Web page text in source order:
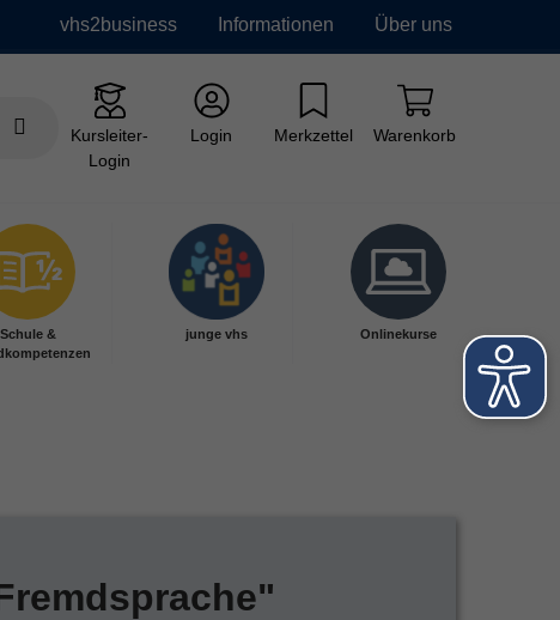
vhs2business Informationen Über uns
Kursleiter-
Login
Login Merkzettel Warenkorb
Schule &
junge vhs Onlinekurse